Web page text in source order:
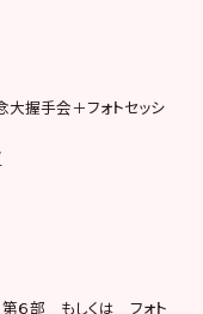
大握手会＋フォトセッシ
第６部 もしくは フォト